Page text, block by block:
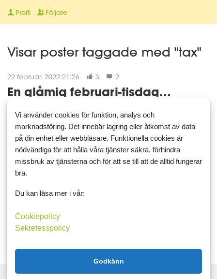
Profil Följare
Visar poster taggade med "tax"
22 februari 2022 21:26 3 2
En glåmig februari-tisdag...
Idag testade jag att varieradenna gamla favorit. Bytte
blandfärsen mot kalkonfärs. Slängde i lite timjan, en stjälk
finstrimlad selleri, gul lök och en klick sambal oelek.
Unnat mig lite nya köksgrejer, bland annat en grönsaksstrimlare
så nu fick j...
kalkon kalkonfärs tax
Läs mer
Vi använder cookies för funktion, analys och
marknadsföring. Det innebär lagring eller åtkomst av data
på din enhet eller webbläsare. Funktionella cookies är
nödvändiga för att hålla våra tjänster säkra, förhindra
missbruk av tjänsterna och för att se till att de alltid fungerar
bra.
Du kan läsa mer i vår:
Cookiepolicy
Sekretesspolicy
Godkänn